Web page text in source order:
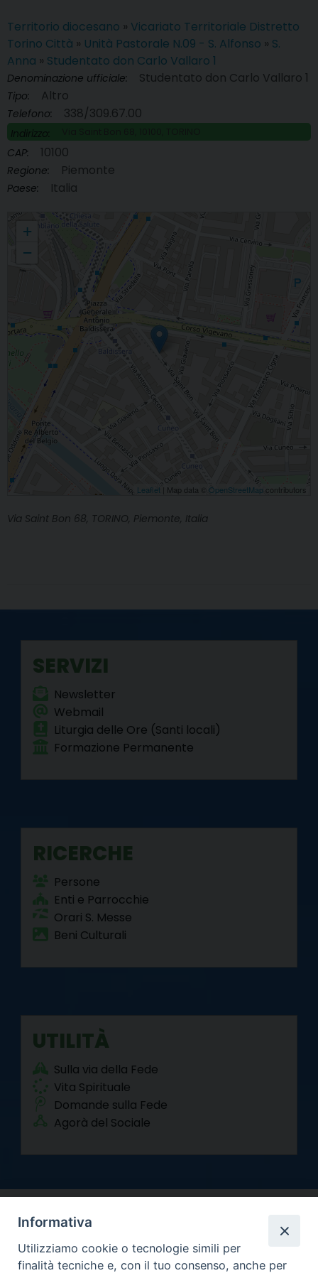
Territorio diocesano » Vicariato Territoriale Distretto
Torino Città » Unità Pastorale N.09 - S. Alfonso » S.
Anna » Studentato don Carlo Vallaro 1
Denominazione ufficiale: Studentato don Carlo Vallaro 1
Tipo: Altro
Telefono: 338/309.67.00
Indirizzo:
CAP: 10100
Regione: Piemonte
Paese: Italia
Studentato don Carlo Vallaro 1
+
−
Leaflet | Map data © OpenStreetMap contributors
Via Saint Bon 68, TORINO, Piemonte, Italia
SERVIZI
Newsletter
Webmail
Liturgia delle Ore (Santi locali)
Formazione Permanente
RICERCHE
Persone
Enti e Parrocchie
Orari S. Messe
Beni Culturali
UTILITÀ
Sulla via della Fede
Vita Spirituale
Domande sulla Fede
Agorà del Sociale
Informativa
Utilizziamo cookie o tecnologie simili per
finalità tecniche e, con il tuo consenso, anche per